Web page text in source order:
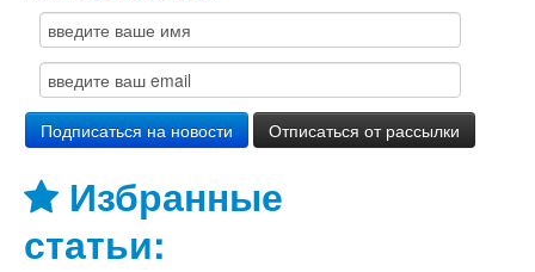
Избранные
статьи: